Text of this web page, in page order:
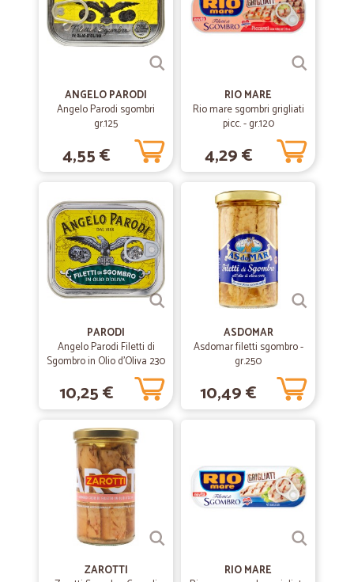
27/06/2019
—Lamberto G.
Sono rimasto molto soddisfatto del…
Sono rimasto molto soddisfatto del prodotto e dei tempi di consegna
ANGELO PARODI
Angelo Parodi sgombri
gr.125
4,55 €
RIO MARE
Rio mare sgombri grigliati
picc. - gr.120
4,29 €
PARODI
Angelo Parodi Filetti di
Sgombro in Olio d'Oliva 230
10,25 €
ASDOMAR
Asdomar filetti sgombro -
gr.250
10,49 €
ZAROTTI
RIO MARE